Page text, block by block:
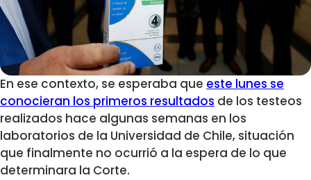
En ese contexto, se esperaba que este lunes se
conocieran los primeros resultados de los testeos
realizados hace algunas semanas en los
laboratorios de la Universidad de Chile, situación
que finalmente no ocurrió a la espera de lo que
determinara la Corte.